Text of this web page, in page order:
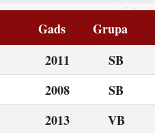
Gads Grupa
2011 SB
2008 SB
2013 VB